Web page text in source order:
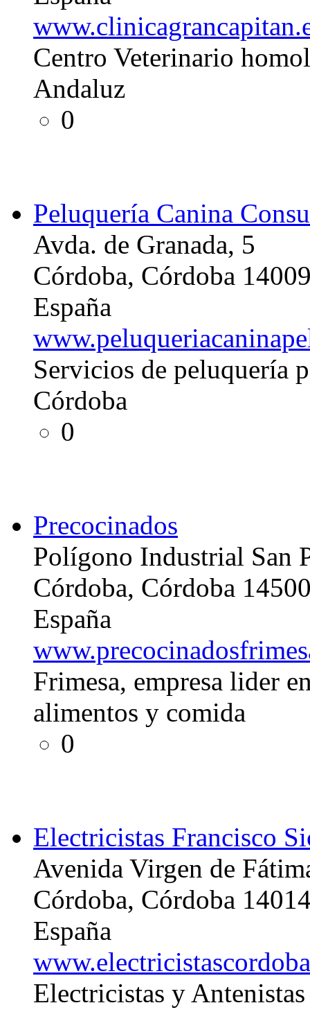
Centro Veterinario
Andaluz
0
Peluquería Canina
Avda. de Granada, 5
Córdoba, Córdoba
España
Servicios de peluquería
Córdoba
0
Precocinados
Polígono Industrial San
Córdoba, Córdoba
España
Frimesa, empresa lider
alimentos y comida
0
Electricistas Francisco
Avenida Virgen de
Córdoba, Córdoba
España
Electricistas y